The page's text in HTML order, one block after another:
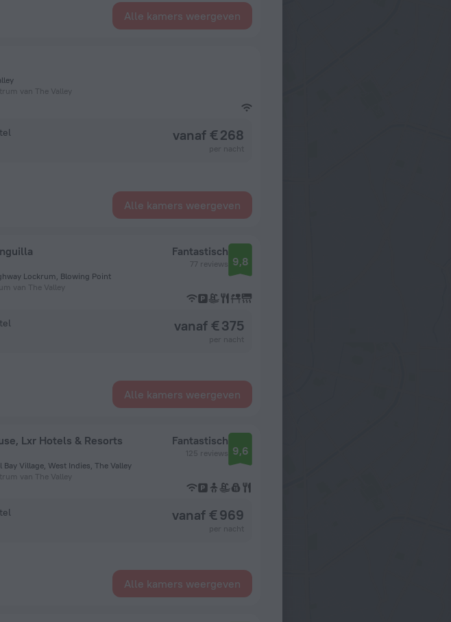
Alle kamers weergeven
van The Valley
vanaf € 268
Alle kamers weergeven
Lockrum, Blowing Point
van The Valley
Fantastisch
77 reviews 9,8
vanaf € 375
Alle kamers weergeven
Lxr Hotels & Resorts
Bay Village, West Indies, The Valley
van The Valley
Fantastisch
125 reviews 9,6
vanaf € 969
Alle kamers weergeven